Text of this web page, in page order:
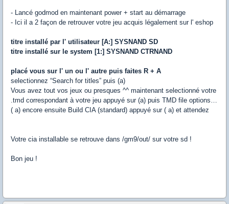
- Lancé godmod en maintenant power + start au démarrage
- Ici il a 2 façon de retrouver votre jeu acquis légalement sur l' eshop
titre installé par l' utilisateur [A:] SYSNAND SD
titre installé sur le system [1:] SYSNAND CTRNAND
placé vous sur l' un ou l' autre puis faites R + A
selectionnez “Search for titles” puis (a)
Vous avez tout vos jeux ou presques ^^ maintenant selectionné votre
.tmd correspondant à votre jeu appuyé sur (a) puis TMD file options…
( a) encore ensuite Build CIA (standard) appuyé sur ( a) et attendez
Votre cia installable se retrouve dans /gm9/out/ sur votre sd !
Bon jeu !